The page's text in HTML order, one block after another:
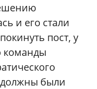
и его стали
пост, у
команды
должны были